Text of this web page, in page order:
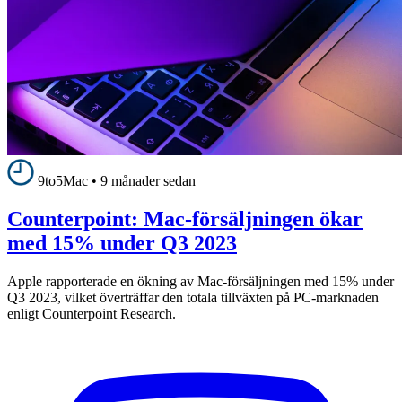
9to5Mac • 9 månader sedan
Counterpoint: Mac-försäljningen ökar
med 15% under Q3 2023
Apple rapporterade en ökning av Mac-försäljningen med 15% under
Q3 2023, vilket överträffar den totala tillväxten på PC-marknaden
enligt Counterpoint Research.